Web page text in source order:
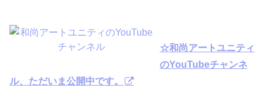
☆和尚アートユニティ
のYouTubeチャンネ
ル、ただいま公開中です。